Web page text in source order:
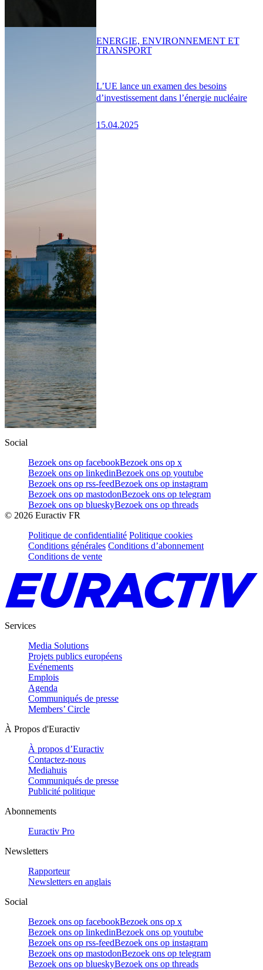
L’UE lance un examen des besoins
d’investissement dans l’énergie nucléaire
15.04.2025
ENERGIE, ENVIRONNEMENT ET
TRANSPORT
Social
Bezoek ons op facebookBezoek ons op x
Bezoek ons op linkedinBezoek ons op youtube
Bezoek ons op rss-feedBezoek ons op instagram
Bezoek ons op mastodonBezoek ons op telegram
Bezoek ons op blueskyBezoek ons op threads
© 2026 Euractiv FR
Politique de confidentialité Politique cookies
Conditions générales Conditions d’abonnement
Conditions de vente
Services
Media Solutions
Projets publics européens
Evénements
Emplois
Agenda
Communiqués de presse
Members’ Circle
À Propos d'Euractiv
À propos d’Euractiv
Contactez-nous
Mediahuis
Communiqués de presse
Publicité politique
Abonnements
Euractiv Pro
Newsletters
Rapporteur
Newsletters en anglais
Social
Bezoek ons op facebookBezoek ons op x
Bezoek ons op linkedinBezoek ons op youtube
Bezoek ons op rss-feedBezoek ons op instagram
Bezoek ons op mastodonBezoek ons op telegram
Bezoek ons op blueskyBezoek ons op threads